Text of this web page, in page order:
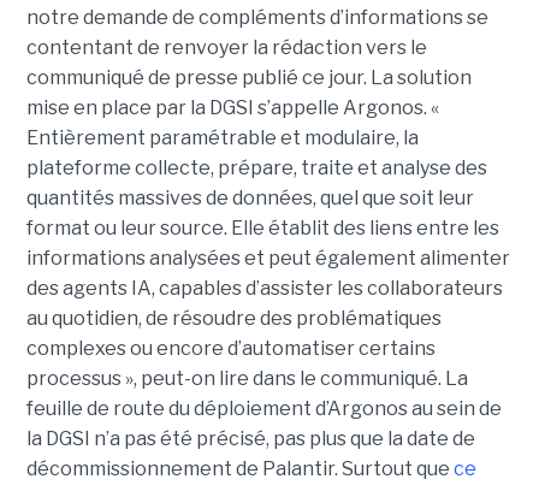
notre demande de compléments d’informations se
contentant de renvoyer la rédaction vers le
communiqué de presse publié ce jour. La solution
mise en place par la DGSI s’appelle Argonos. «
Entièrement paramétrable et modulaire, la
plateforme collecte, prépare, traite et analyse des
quantités massives de données, quel que soit leur
format ou leur source. Elle établit des liens entre les
informations analysées et peut également alimenter
des agents IA, capables d’assister les collaborateurs
au quotidien, de résoudre des problématiques
complexes ou encore d’automatiser certains
processus », peut-on lire dans le communiqué. La
feuille de route du déploiement d’Argonos au sein de
la DGSI n’a pas été précisé, pas plus que la date de
décommissionnement de Palantir. Surtout que ce